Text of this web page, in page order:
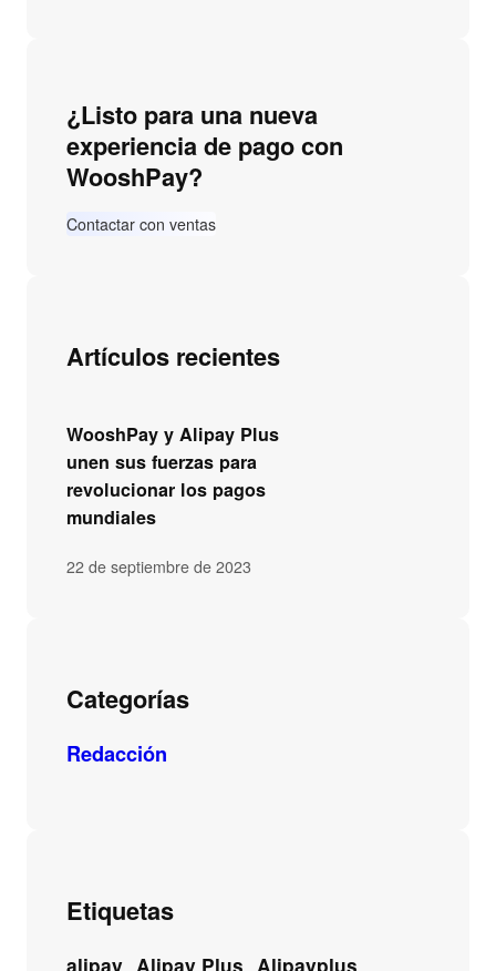
r
¿Listo para una nueva
experiencia de pago con
WooshPay?
Contactar con ventas
Artículos recientes
WooshPay y Alipay Plus
unen sus fuerzas para
revolucionar los pagos
mundiales
22 de septiembre de 2023
Categorías
Redacción
Etiquetas
alipay Alipay Plus Alipayplus